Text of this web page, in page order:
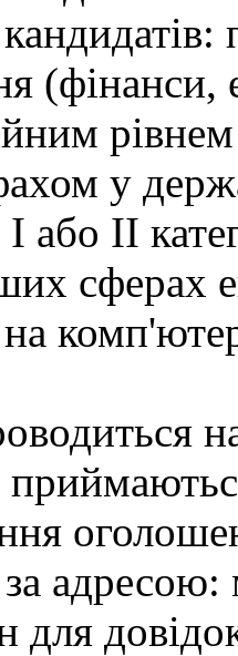
(фінанси,
у
І або ІІ
сферах
за
для